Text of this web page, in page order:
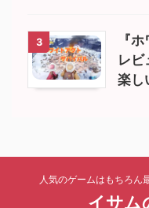
3
『
レ
楽し
人気のゲームはもちろん
イサム